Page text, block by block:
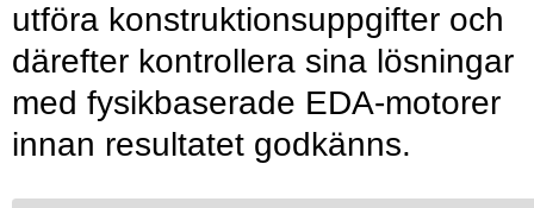
utföra konstruktionsuppgifter och
därefter kontrollera sina lösningar
med fysikbaserade EDA-motorer
innan resultatet godkänns.